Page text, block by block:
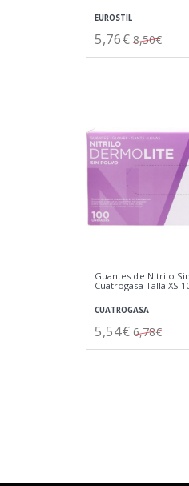
EUROSTIL
5,76€ 8,50€
Guantes de Nitrilo
Cuatrogasa Talla XS
CUATROGASA
5,54€ 6,78€